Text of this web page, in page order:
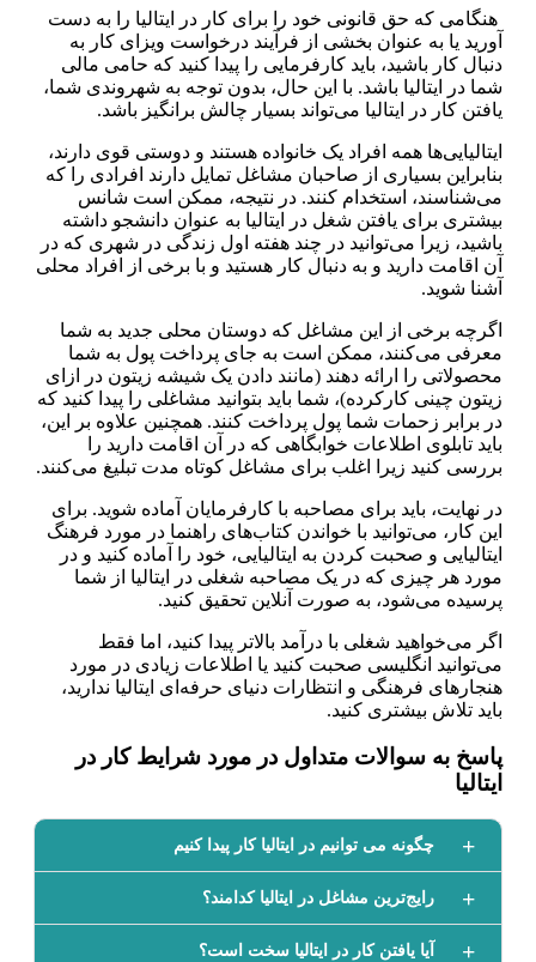
هنگامی که حق قانونی خود را برای کار در ایتالیا را به دست
آورید یا به عنوان بخشی از فرآیند درخواست ویزای کار به
دنبال کار باشید، باید کارفرمایی را پیدا کنید که حامی مالی
شما در ایتالیا باشد. با این حال، بدون توجه به شهروندی شما،
یافتن کار در ایتالیا می‌تواند بسیار چالش برانگیز باشد.
ایتالیایی‌ها همه افراد یک خانواده هستند و دوستی قوی دارند،
بنابراین بسیاری از صاحبان مشاغل تمایل دارند افرادی را که
می‌شناسند، استخدام کنند. در نتیجه، ممکن است شانس
بیشتری برای یافتن شغل در ایتالیا به عنوان دانشجو داشته
باشید، زیرا می‌توانید در چند هفته اول زندگی در شهری که در
آن اقامت دارید و به دنبال کار هستید و با برخی از افراد محلی
آشنا شوید.
اگرچه برخی از این مشاغل که دوستان محلی جدید به شما
معرفی می‌کنند، ممکن است به جای پرداخت پول به شما
محصولاتی را ارائه دهند (مانند دادن یک شیشه زیتون در ازای
زیتون چینی کارکرده)، شما باید بتوانید مشاغلی را پیدا کنید که
در برابر زحمات شما پول پرداخت کنند. همچنین علاوه بر این،
باید تابلوی اطلاعات خوابگاهی که در آن اقامت دارید را
بررسی کنید زیرا اغلب برای مشاغل کوتاه مدت تبلیغ می‌کنند.
در نهایت، باید برای مصاحبه با کارفرمایان آماده شوید. برای
این کار، می‌توانید با خواندن کتاب‌های راهنما در مورد فرهنگ
ایتالیایی و صحبت کردن به ایتالیایی، خود را آماده کنید و در
مورد هر چیزی که در یک مصاحبه شغلی در ایتالیا از شما
پرسیده می‌شود، به صورت آنلاین تحقیق کنید.
اگر می‌خواهید شغلی با درآمد بالاتر پیدا کنید، اما فقط
می‌توانید انگلیسی صحبت کنید یا اطلاعات زیادی در مورد
هنجارهای فرهنگی و انتظارات دنیای حرفه‌ای ایتالیا ندارید،
باید تلاش بیشتری کنید.
پاسخ به سوالات متداول در مورد شرایط کار در
ایتالیا
چگونه می توانیم در ایتالیا کار پیدا کنیم
رایج‌ترین مشاغل در ایتالیا کدامند؟
آیا یافتن کار در ایتالیا سخت است؟